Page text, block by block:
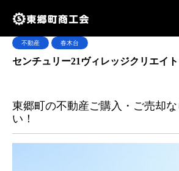
不動産 春木台
センチュリー21ヴィレッジクリエイト
東郷町の不動産ご購入・ご売却
い！